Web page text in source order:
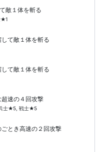
敵１体を斬る
★1
て敵１体を斬る
て敵１体を斬る
速の４回攻撃
士★5, 戦士★5
とき高速の２回攻撃